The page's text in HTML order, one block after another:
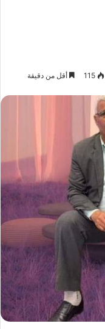
115 أقل من دقيقة